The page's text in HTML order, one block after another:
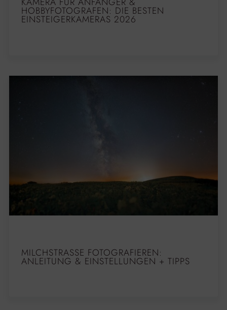
HOBBYFOTOGRAFEN: DIE BESTEN
EINSTEIGERKAMERAS 2026
MILCHSTRASSE FOTOGRAFIEREN: A
NLEITUNG & EINSTELLUNGEN + TIPPS